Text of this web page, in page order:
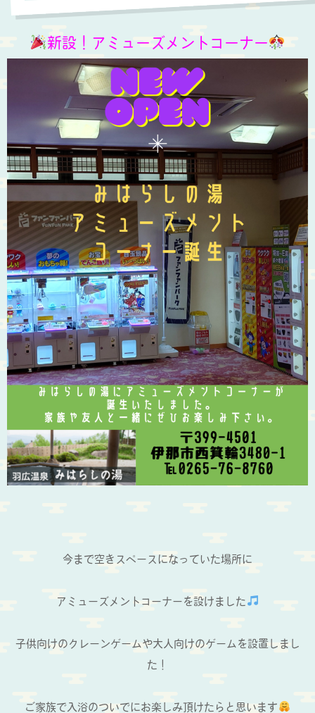
新設！アミューズメントコーナー
今まで空きスペースになっていた場所に
アミューズメントコーナーを設けました
子供向けのクレーンゲームや大人向けのゲームを設置しまし
た！
ご家族で入浴のついでにお楽しみ頂けたらと思います